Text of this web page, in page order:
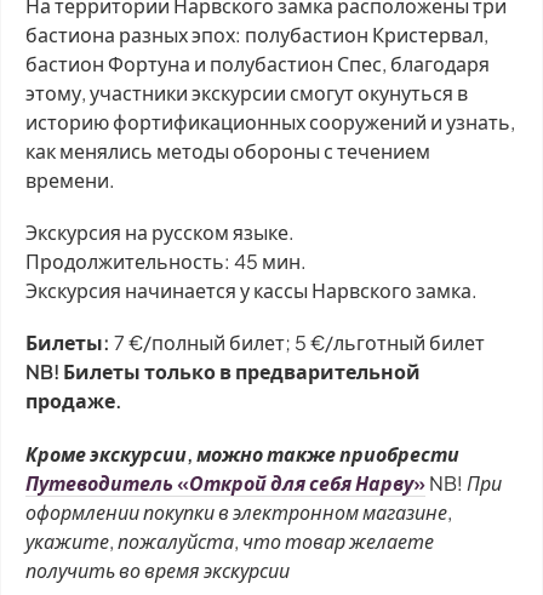
На территории Нарвского замка расположены три
бастиона разных эпох: полубастион Кристервал,
бастион Фортуна и полубастион Спес, благодаря
этому, участники экскурсии смогут окунуться в
историю фортификационных сооружений и узнать,
как менялись методы обороны с течением
времени.
Экскурсия на русском языке.
Продолжительность: 45 мин.
Экскурсия начинается у кассы Нарвского замка.
Билеты: 7 €/полный билет; 5 €/льготный билет
NB! Билеты только в предварительной
продаже.
Кроме экскурсии, можно также приобрести
Путеводитель «Открой для себя Нарву»NB! При
оформлении покупки в электронном магазине,
укажите, пожалуйста, что товар желаете
получить во время экскурсии